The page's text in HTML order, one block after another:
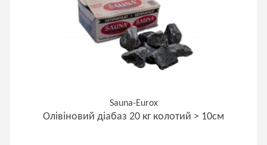
Sauna-Eurox
Олівіновий діабаз 20 кг колотий > 10см